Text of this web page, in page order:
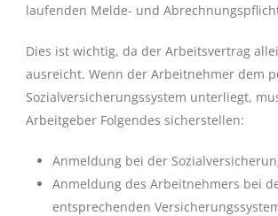
laufenden Melde- und
Dies ist wichtig, da der Arbeitsvertrag
ausreicht. Wenn der Arbeitnehmer dem
Sozialversicherungssystem unterliegt,
Arbeitgeber Folgendes sicherstellen:
Anmeldung bei der
Anmeldung des Arbeitnehmers bei
entsprechenden